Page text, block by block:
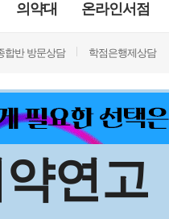
의약대 온라인서점
합반 방문상담 학점은행제상담
연고